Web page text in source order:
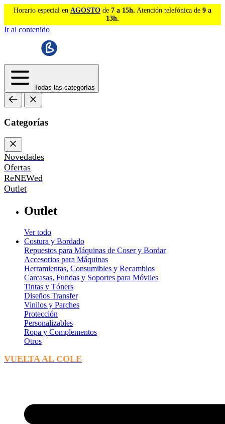
Horario especial en AGOSTO de 7 a 15h. Atención telefónica de 9 a
13h.
Ir al contenido
Todas las categorías
Categorías
Novedades
Ofertas
ReNEWed
Outlet
Outlet
Ver todo
Costura y Bordado
Repuestos para Máquinas de Coser y Bordar
Accesorios para Máquinas
Herramientas, Consumibles y Recambios
Carcasas, Fundas y Soportes para Móviles
Tintas y Tóners
Diseños Transfer
Vinilos y Parches
Protección
Personalizables
Ropa y Complementos
Otros
VUELTA AL COLE